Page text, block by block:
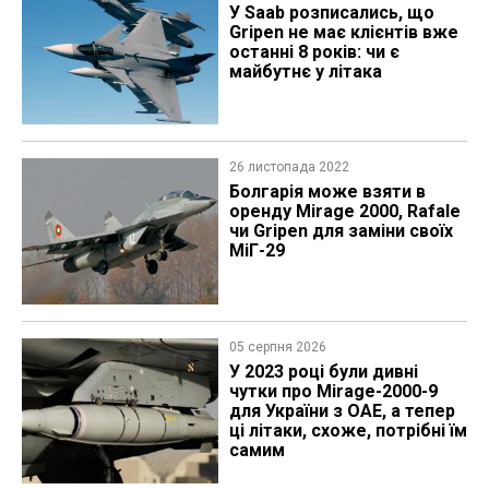
У Saab розписались, що
Gripen не має клієнтів вже
останні 8 років: чи є
майбутнє у літака
26 листопада 2022
Болгарія може взяти в
оренду Mirage 2000, Rafale
чи Gripen для заміни своїх
МіГ-29
05 серпня 2026
У 2023 році були дивні
чутки про Mirage-2000-9
для України з ОАЕ, а тепер
ці літаки, схоже, потрібні їм
самим